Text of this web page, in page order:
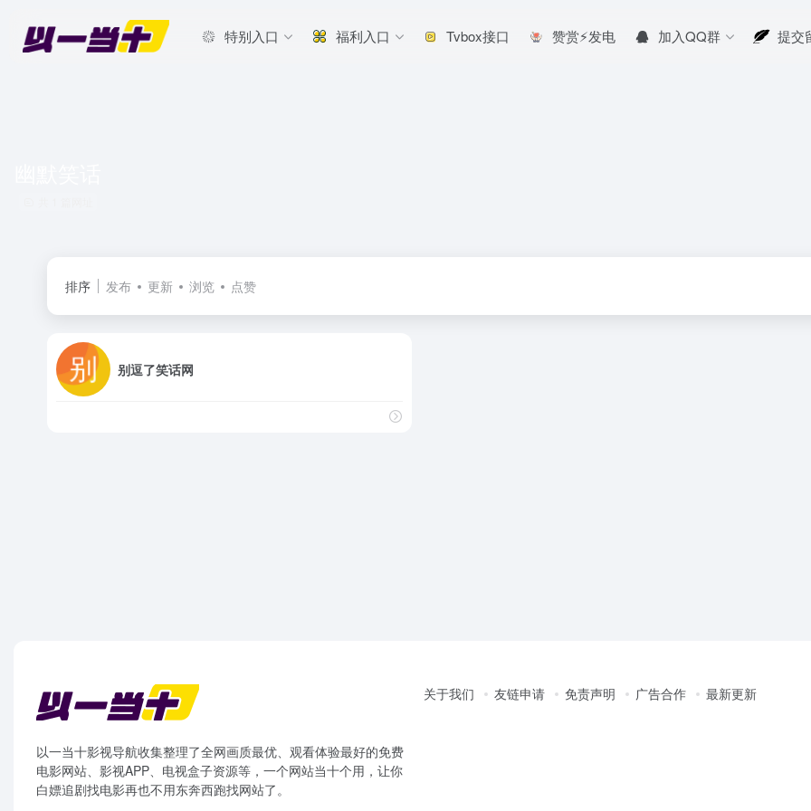
特别入口 福利入口 Tvbox接口 赞赏⚡发电 加入QQ群 提交
排序 发布 更新 浏览 点赞
别逗了笑话网
以一当十影视导航收集整理了全网画质最优、观看体验最好的免费
电影网站、影视APP、电视盒子资源等，一个网站当十个用，让你
白嫖追剧找电影再也不用东奔西跑找网站了。
关于我们 友链申请 免责声明 广告合作 最新更新